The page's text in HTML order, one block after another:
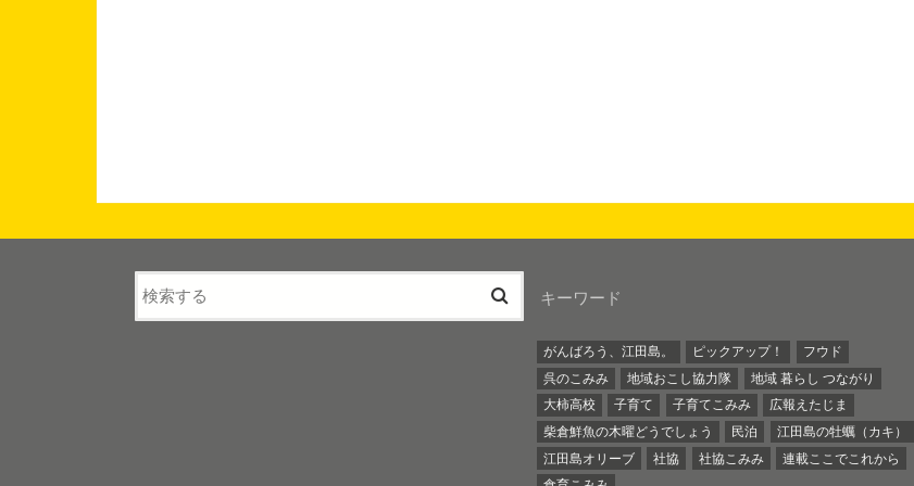
キーワード
がんばろう、江田島。 ピックアップ！
フウド
呉のこみみ
地域おこし協力隊
地域 暮らし つながり
大柿高校
子育て 子育てこみみ
広報えたじま
柴倉鮮魚の木曜どうでしょう
民泊
江田島の牡蠣（カキ）
江田島オリーブ
社協 社協こみみ
連載ここでこれから